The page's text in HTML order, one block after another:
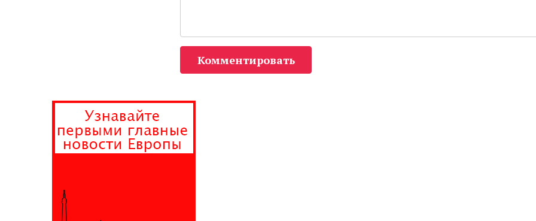
Комментировать